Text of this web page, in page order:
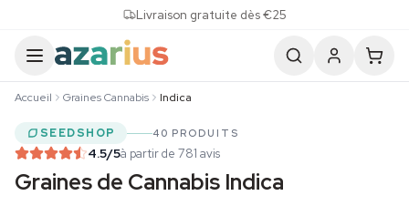
Livraison gratuite dès €25
Accueil Graines Cannabis Indica
SEEDSHOP 40 PRODUITS
4.5/5à partir de 781 avis
Graines de Cannabis Indica